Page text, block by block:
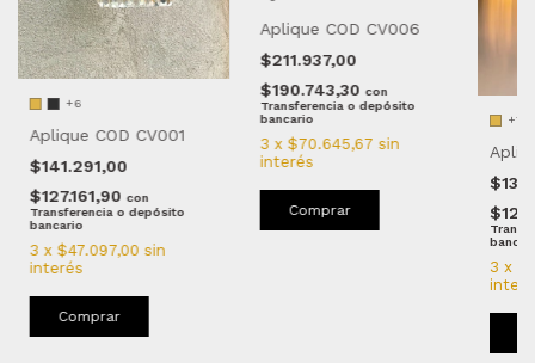
+6
Aplique COD CV001
$141.291,00
$127.161,90 con
Transferencia o depósito
bancario
3 x $47.097,00 sin
interés
Comprar
Aplique COD CV006
$211.937,00
$190.743,30 con
Transferencia o depósito
bancario
3 x $70.645,67 sin
interés
Comprar
+7
3 x